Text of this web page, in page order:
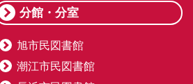
分館・分室
旭市民図書館
潮江市民図書館